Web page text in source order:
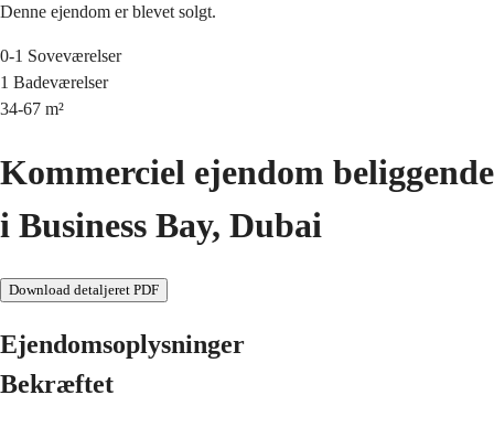
Denne ejendom er blevet solgt.
0-1 Soveværelser
1 Badeværelser
34-67 m²
Kommerciel ejendom beliggende
i Business Bay, Dubai
Download detaljeret PDF
Ejendomsoplysninger
Bekræftet